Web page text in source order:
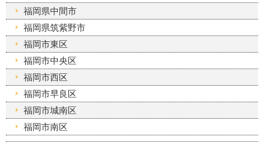
福岡県中間市
福岡県筑紫野市
福岡市東区
福岡市中央区
福岡市西区
福岡市早良区
福岡市城南区
福岡市南区